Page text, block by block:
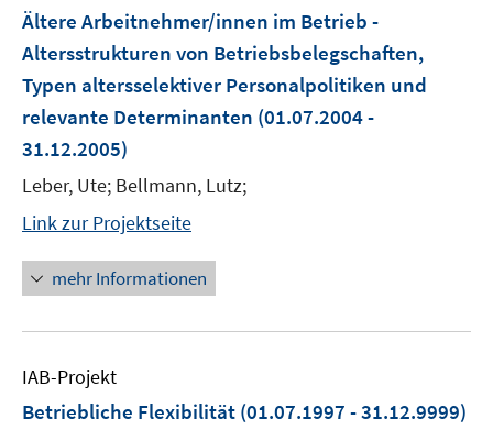
Ältere Arbeitnehmer/innen im Betrieb -
Altersstrukturen von Betriebsbelegschaften,
Typen altersselektiver Personalpolitiken und
relevante Determinanten (01.07.2004 -
31.12.2005)
Leber, Ute; Bellmann, Lutz;
Link zur Projektseite
mehr Informationen
IAB-Projekt
Betriebliche Flexibilität (01.07.1997 - 31.12.9999)